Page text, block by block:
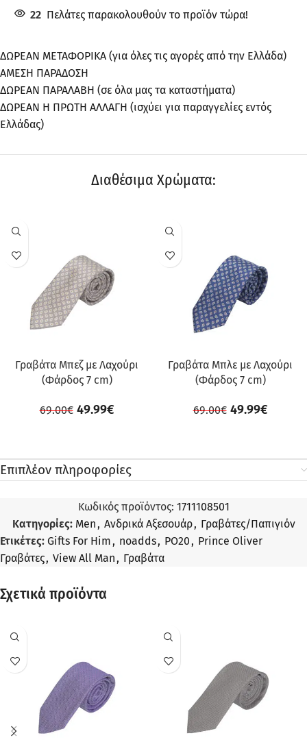
22 Πελάτες παρακολουθούν το προϊόν τώρα!
ΔΩΡΕΑΝ ΜΕΤΑΦΟΡΙΚΑ (για όλες τις αγορές από την Ελλάδα)
ΑΜΕΣΗ ΠΑΡΑΔΟΣΗ
ΔΩΡΕΑΝ ΠΑΡΑΛΑΒΗ (σε όλα μας τα καταστήματα)
ΔΩΡΕΑΝ Η ΠΡΩΤΗ ΑΛΛΑΓΗ (ισχύει για παραγγελίες εντός
Ελλάδας)
Διαθέσιμα Χρώματα:
Γραβάτα Μπεζ με Λαχούρι
(Φάρδος 7 cm)
69.00€ 49.99€
Γραβάτα Μπλε με Λαχούρι
(Φάρδος 7 cm)
69.00€ 49.99€
Επιπλέον πληροφορίες
Κωδικός προϊόντος: 1711108501
Κατηγορίες: Men, Ανδρικά Αξεσουάρ, Γραβάτες/Παπιγιόν
Ετικέτες: Gifts For Him, noadds, PO20, Prince Oliver
Γραβάτες, View All Man, Γραβάτα
Σχετικά προϊόντα